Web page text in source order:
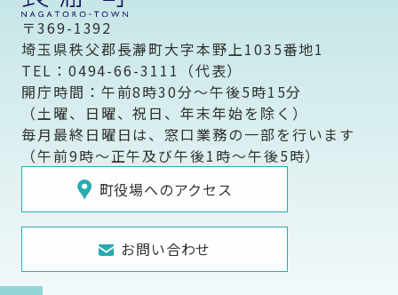
〒369-1392
埼玉県秩父郡長瀞町大字本野上1035番地1
TEL：0494-66-3111（代表）
開庁時間：午前8時30分～午後5時15分
（土曜、日曜、祝日、年末年始を除く）
毎月最終日曜日は、窓口業務の一部を行います
（午前9時～正午及び午後1時～午後5時）
町役場へのアクセス
お問い合わせ